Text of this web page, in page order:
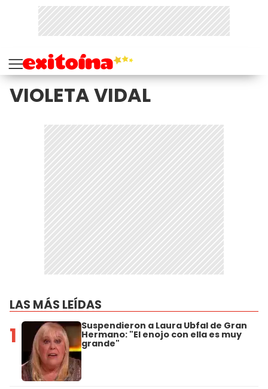
VIOLETA VIDAL
LAS MÁS LEÍDAS
1 Suspendieron a Laura Ubfal de Gran
Hermano: "El enojo con ella es muy
grande"